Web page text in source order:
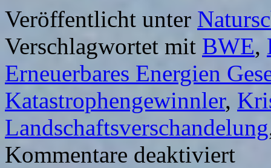
Veröffentlicht unter
Verschlagwortet mit BWE,
Erneuerbares Energien
Katastrophengewinnler,
Landschaftsverschandelung
Kommentare deaktiviert